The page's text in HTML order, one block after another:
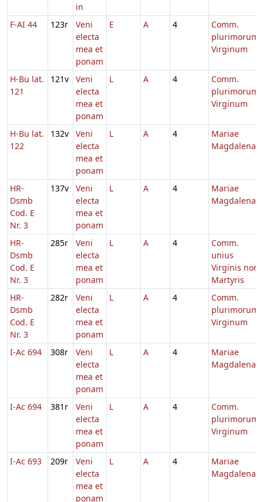
in
F-AI 44 123r
Veni
electa
mea et
ponam
E A 4
Comm.
plurimorum
Virginum
H-Bu lat.
121
121v
Veni
electa
mea et
ponam
L A 4
Comm.
plurimorum
Virginum
H-Bu lat.
122
132v
Veni
electa
mea et
ponam
L A 4
Mariae
Magdalenae
HR-
Dsmb
Cod. E
Nr. 3
137v
Veni
electa
mea et
ponam
L A 4
Mariae
Magdalenae
HR-
Dsmb
Cod. E
Nr. 3
285r
Veni
electa
mea et
ponam
L A 4
Comm.
unius
Virginis non
Martyris
HR-
Dsmb
Cod. E
Nr. 3
282r
Veni
electa
mea et
ponam
L A 4
Comm.
plurimorum
Virginum
I-Ac 694 308r
Veni
electa
mea et
ponam
L A 4
Mariae
Magdalenae
I-Ac 694 381r
Veni
electa
mea et
ponam
L A 4
Comm.
plurimorum
Virginum
I-Ac 693 209r
Veni
electa
mea et
ponam
L A 4
Mariae
Magdalenae